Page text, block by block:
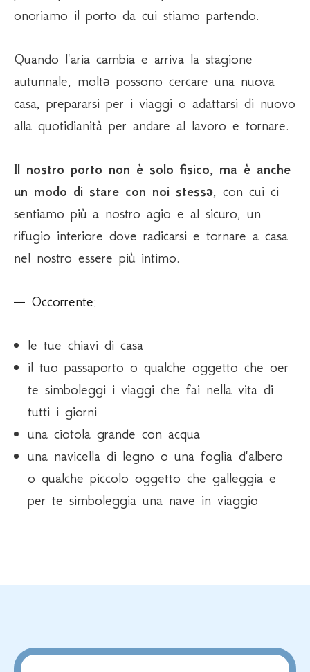
onoriamo il porto da cui stiamo partendo.
Quando l'aria cambia e arriva la stagione
autunnale, moltǝ possono cercare una nuova
casa, prepararsi per i viaggi o adattarsi di nuovo
alla quotidianità per andare al lavoro e tornare.
Il nostro porto non è solo fisico, ma è anche
un modo di stare con noi stessǝ, con cui ci
sentiamo più a nostro agio e al sicuro, un
rifugio interiore dove radicarsi e tornare a casa
nel nostro essere più intimo.
— Occorrente:
le tue chiavi di casa
il tuo passaporto o qualche oggetto che oer
te simboleggi i viaggi che fai nella vita di
tutti i giorni
una ciotola grande con acqua
una navicella di legno o una foglia d'albero
o qualche piccolo oggetto che galleggia e
per te simboleggia una nave in viaggio